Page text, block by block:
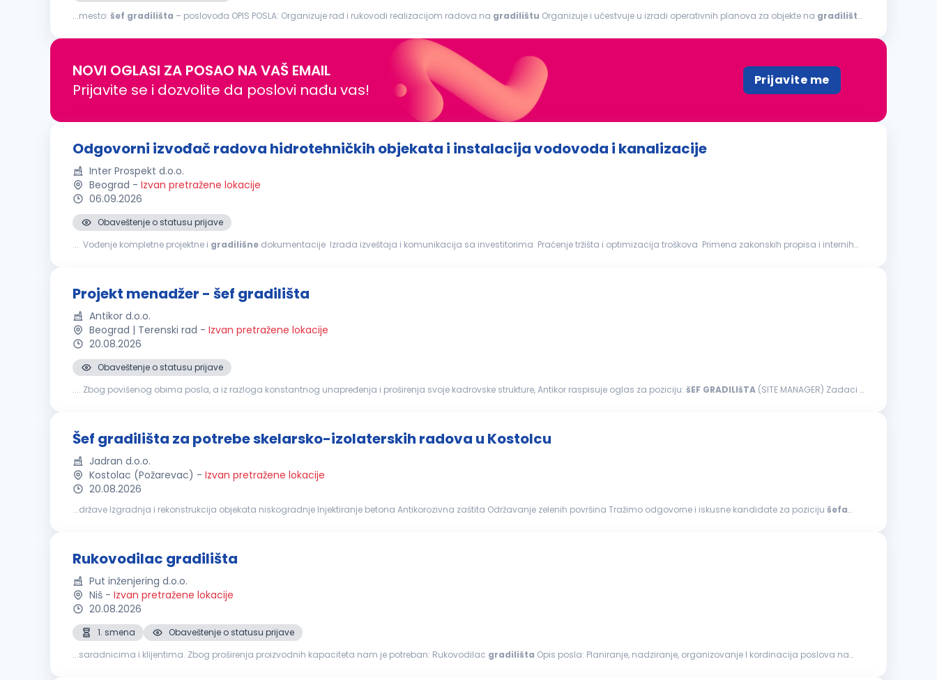
...mesto: šef gradilišta – poslovođa OPIS POSLA: Organizuje rad i rukovodi realizacijom radova na gradilištu Organizuje i učestvuje u izradi operativnih planova za objekte na gradilištu
NOVI OGLASI ZA POSAO NA VAŠ EMAIL
Prijavite se i dozvolite da poslovi nađu vas!
Prijavite me
Odgovorni izvođač radova hidrotehničkih objekata i instalacija vodovoda i kanalizacije
Inter Prospekt d.o.o.
Beograd - Izvan pretražene lokacije
06.09.2026
Obaveštenje o statusu prijave
... Vođenje kompletne projektne i gradilišne dokumentacije Izrada izveštaja i komunikacija sa investitorima Praćenje tržišta i optimizacija troškova Primena zakonskih propisa i internih
Projekt menadžer - šef gradilišta
Antikor d.o.o.
Beograd | Terenski rad - Izvan pretražene lokacije
20.08.2026
Obaveštenje o statusu prijave
.... Zbog povišenog obima posla, a iz razloga konstantnog unapređenja i proširenja svoje kadrovske strukture, Antikor raspisuje oglas za poziciju: šEF GRADILIšTA (SITE MANAGER) Zadaci i
Šef gradilišta za potrebe skelarsko-izolaterskih radova u Kostolcu
Jadran d.o.o.
Kostolac (Požarevac) - Izvan pretražene lokacije
20.08.2026
...države Izgradnja i rekonstrukcija objekata niskogradnje Injektiranje betona Antikorozivna zaštita Održavanje zelenih površina Tražimo odgovorne i iskusne kandidate za poziciju šefa
Rukovodilac gradilišta
Put inženjering d.o.o.
Niš - Izvan pretražene lokacije
20.08.2026
1. smena
Obaveštenje o statusu prijave
...saradnicima i klijentima. Zbog proširenja proizvodnih kapaciteta nam je potreban: Rukovodilac gradilišta Opis posla: Planiranje, nadziranje, organizovanje I kordinacija poslova na